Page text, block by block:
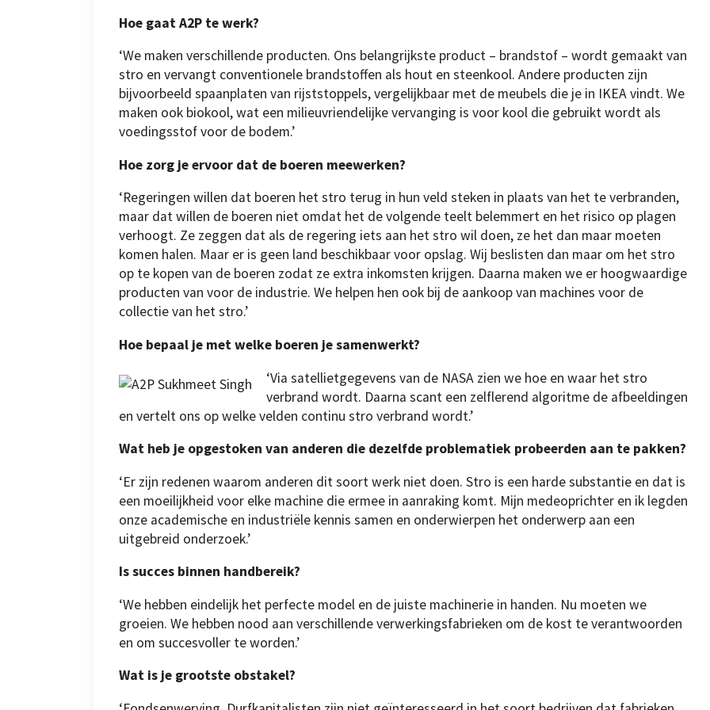
Hoe gaat A2P te werk?
‘We maken verschillende producten. Ons belangrijkste product – brandstof – wordt gemaakt van
stro en vervangt conventionele brandstoffen als hout en steenkool. Andere producten zijn
bijvoorbeeld spaanplaten van rijststoppels, vergelijkbaar met de meubels die je in IKEA vindt. We
maken ook biokool, wat een milieuvriendelijke vervanging is voor kool die gebruikt wordt als
voedingsstof voor de bodem.’
Hoe zorg je ervoor dat de boeren meewerken?
‘Regeringen willen dat boeren het stro terug in hun veld steken in plaats van het te verbranden,
maar dat willen de boeren niet omdat het de volgende teelt belemmert en het risico op plagen
verhoogt. Ze zeggen dat als de regering iets aan het stro wil doen, ze het dan maar moeten
komen halen. Maar er is geen land beschikbaar voor opslag. Wij beslisten dan maar om het stro
op te kopen van de boeren zodat ze extra inkomsten krijgen. Daarna maken we er hoogwaardige
producten van voor de industrie. We helpen hen ook bij de aankoop van machines voor de
collectie van het stro.’
Hoe bepaal je met welke boeren je samenwerkt?
‘Via satellietgegevens van de NASA zien we hoe en waar het stro
verbrand wordt. Daarna scant een zelflerend algoritme de afbeeldingen
en vertelt ons op welke velden continu stro verbrand wordt.’
Wat heb je opgestoken van anderen die dezelfde problematiek probeerden aan te pakken?
‘Er zijn redenen waarom anderen dit soort werk niet doen. Stro is een harde substantie en dat is
een moeilijkheid voor elke machine die ermee in aanraking komt. Mijn medeoprichter en ik legden
onze academische en industriële kennis samen en onderwierpen het onderwerp aan een
uitgebreid onderzoek.’
Is succes binnen handbereik?
‘We hebben eindelijk het perfecte model en de juiste machinerie in handen. Nu moeten we
groeien. We hebben nood aan verschillende verwerkingsfabrieken om de kost te verantwoorden
en om succesvoller te worden.’
Wat is je grootste obstakel?